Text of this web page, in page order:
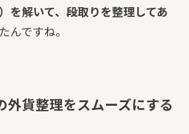
を解いて、段取りを整理してあ
んですね。
外貨整理をスムーズにする